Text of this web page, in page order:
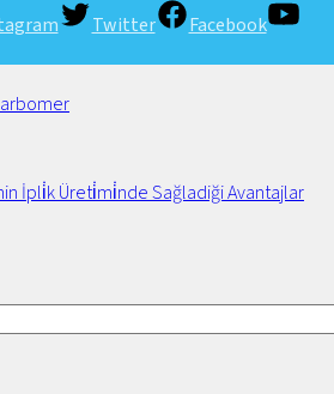
Twitter
Facebook
İpli̇k Üreti̇mi̇nde Sağladiği Avantajlar